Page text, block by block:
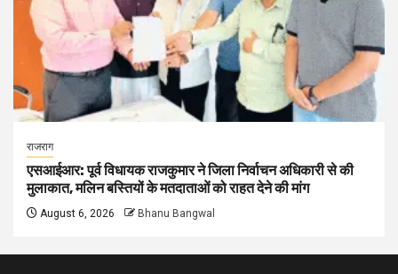
राजराग
एसआईआर: पूर्व विधायक राजकुमार ने जिला निर्वाचन अधिकारी से की
मुलाकात, मलिन बस्तियों के मतदाताओं को राहत देने की मांग
August 6, 2026 Bhanu Bangwal